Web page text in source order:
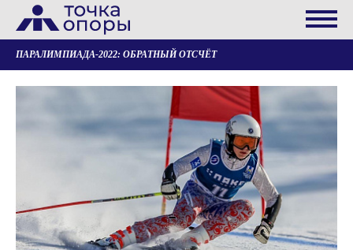
ПАРАЛИМПИАДА-2022: ОБРАТНЫЙ ОТСЧЁТ